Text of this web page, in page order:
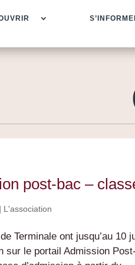
post-bac –
| L'association
Terminale ont jusqu’au
sur le portail Admission